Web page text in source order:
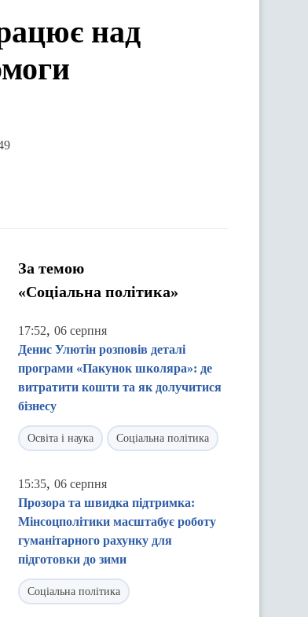
над
За темою
«Соціальна політика»
17:52, 06 серпня
Денис Улютін розповів деталі
програми «Пакунок школяра»: де
витратити кошти та як долучитися
бізнесу
Освіта і наука Соціальна політика
15:35, 06 серпня
Прозора та швидка підтримка:
Мінсоцполітики масштабує роботу
гуманітарного рахунку для
підготовки до зими
Соціальна політика